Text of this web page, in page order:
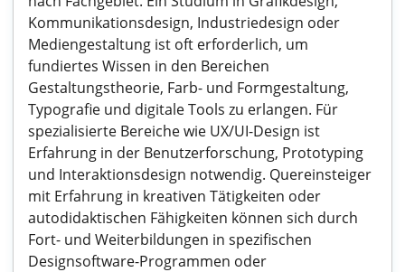
Kommunikationsdesign, Industriedesign oder
Mediengestaltung ist oft erforderlich, um
fundiertes Wissen in den Bereichen
Gestaltungstheorie, Farb- und Formgestaltung,
Typografie und digitale Tools zu erlangen. Für
spezialisierte Bereiche wie UX/UI-Design ist
Erfahrung in der Benutzerforschung, Prototyping
und Interaktionsdesign notwendig. Quereinsteiger
mit Erfahrung in kreativen Tätigkeiten oder
autodidaktischen Fähigkeiten können sich durch
Fort- und Weiterbildungen in spezifischen
Designsoftware-Programmen oder